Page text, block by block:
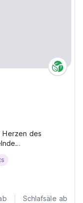
Herzen des
Schlafsäle ab